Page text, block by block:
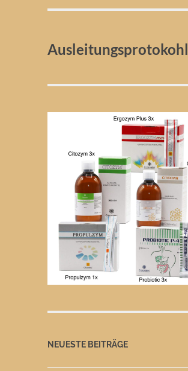
Ausleitungsprotokohl
NEUESTE BEITRÄGE